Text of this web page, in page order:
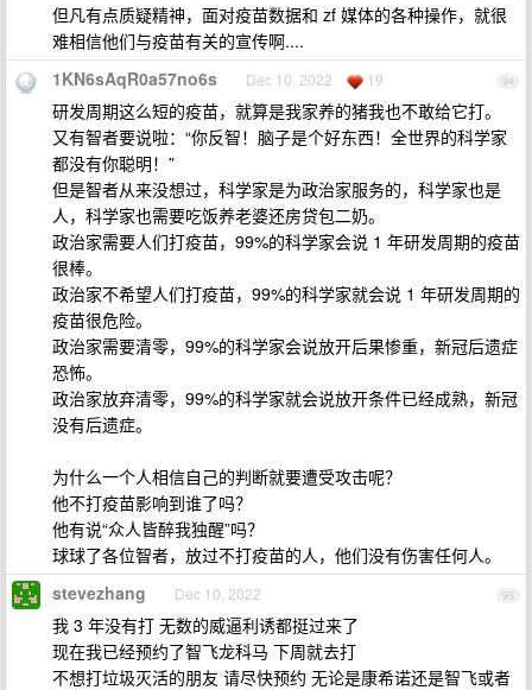
但凡有点质疑精神，面对疫苗数据和 zf 媒体的各种操作，就很
难相信他们与疫苗有关的宣传啊....
94
1KN6sAqR0a57no6s Dec 10, 2022 19
研发周期这么短的疫苗，就算是我家养的猪我也不敢给它打。
又有智者要说啦：“你反智！脑子是个好东西！全世界的科学家
都没有你聪明！”
但是智者从来没想过，科学家是为政治家服务的，科学家也是
人，科学家也需要吃饭养老婆还房贷包二奶。
政治家需要人们打疫苗，99%的科学家会说 1 年研发周期的疫苗
很棒。
政治家不希望人们打疫苗，99%的科学家就会说 1 年研发周期的
疫苗很危险。
政治家需要清零，99%的科学家会说放开后果惨重，新冠后遗症
恐怖。
政治家放弃清零，99%的科学家就会说放开条件已经成熟，新冠
没有后遗症。
为什么一个人相信自己的判断就要遭受攻击呢？
他不打疫苗影响到谁了吗？
他有说“众人皆醉我独醒”吗？
球球了各位智者，放过不打疫苗的人，他们没有伤害任何人。
95
stevezhang Dec 10, 2022
我 3 年没有打 无数的威逼利诱都挺过来了
现在我已经预约了智飞龙科马 下周就去打
不想打垃圾灭活的朋友 请尽快预约 无论是康希诺还是智飞或者